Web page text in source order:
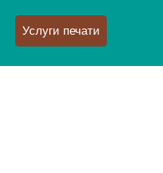
Услуги печати